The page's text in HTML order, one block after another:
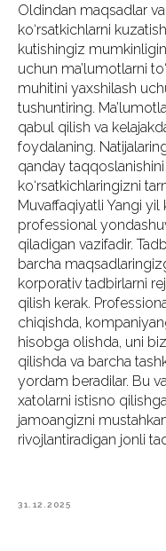
Oldindan maqsadlar
ko‘rsatkichlarni
kutishingiz
uchun ma’lumotlarni
muhitini yaxshilash
tushuntiring.
qabul qilish va
foydalaning.
qanday
ko‘rsatkichlaringizni
Muvaffaqiyatli Yangi
professional
qiladigan vazifadir.
barcha
korporativ tadbirlarni
qilish kerak.
chiqishda,
hisobga olishda, uni
qilishda va barcha
yordam beradilar. Bu
xatolarni istisno
jamoangizni
rivojlantiradigan jonli
31.12.2025